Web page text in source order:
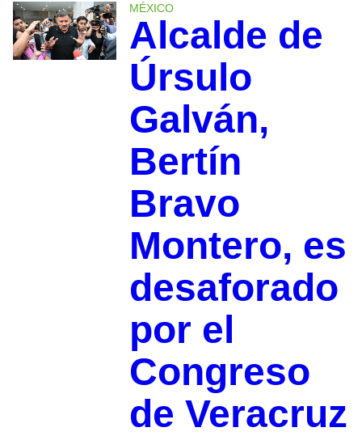
MÉXICO
Alcalde de
Úrsulo
Galván,
Bertín
Bravo
Montero, es
desaforado
por el
Congreso
de Veracruz